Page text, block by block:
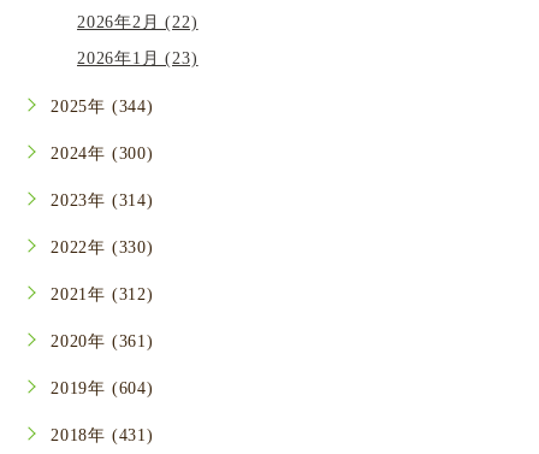
2026年2月 (22)
2026年1月 (23)
2025年 (344)
2024年 (300)
2023年 (314)
2022年 (330)
2021年 (312)
2020年 (361)
2019年 (604)
2018年 (431)